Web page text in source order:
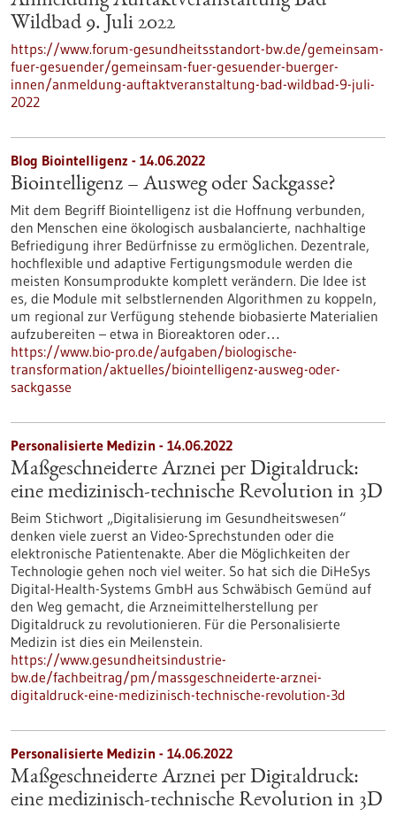
Wildbad 9. Juli 2022
https://www.forum-gesundheitsstandort-bw.de/gemeinsam-
fuer-gesuender/gemeinsam-fuer-gesuender-buerger-
innen/anmeldung-auftaktveranstaltung-bad-wildbad-9-juli-
2022
Blog Biointelligenz - 14.06.2022
Biointelligenz – Ausweg oder Sackgasse?
Mit dem Begriff Biointelligenz ist die Hoffnung verbunden,
den Menschen eine ökologisch ausbalancierte, nachhaltige
Befriedigung ihrer Bedürfnisse zu ermöglichen. Dezentrale,
hochflexible und adaptive Fertigungsmodule werden die
meisten Konsumprodukte komplett verändern. Die Idee ist
es, die Module mit selbstlernenden Algorithmen zu koppeln,
um regional zur Verfügung stehende biobasierte Materialien
aufzubereiten – etwa in Bioreaktoren oder…
https://www.bio-pro.de/aufgaben/biologische-
transformation/aktuelles/biointelligenz-ausweg-oder-
sackgasse
Personalisierte Medizin - 14.06.2022
Maßgeschneiderte Arznei per Digitaldruck:
eine medizinisch-technische Revolution in 3D
Beim Stichwort „Digitalisierung im Gesundheitswesen“
denken viele zuerst an Video-Sprechstunden oder die
elektronische Patientenakte. Aber die Möglichkeiten der
Technologie gehen noch viel weiter. So hat sich die DiHeSys
Digital-Health-Systems GmbH aus Schwäbisch Gemünd auf
den Weg gemacht, die Arzneimittelherstellung per
Digitaldruck zu revolutionieren. Für die Personalisierte
Medizin ist dies ein Meilenstein.
https://www.gesundheitsindustrie-
bw.de/fachbeitrag/pm/massgeschneiderte-arznei-
digitaldruck-eine-medizinisch-technische-revolution-3d
Personalisierte Medizin - 14.06.2022
Maßgeschneiderte Arznei per Digitaldruck:
eine medizinisch-technische Revolution in 3D